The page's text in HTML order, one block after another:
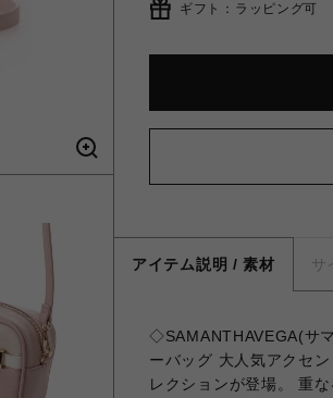
ギフト：ラッピング可
アイテム説明 / 素材 サ
◇SAMANTHAVEGA(サ
ーバッグ 大人気アクセ
レクションが登場。 重